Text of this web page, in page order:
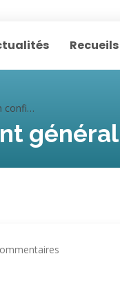
Recueils
(Marie-Noëlle)